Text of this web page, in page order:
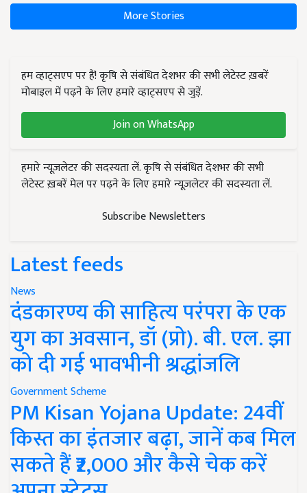
More Stories
हम व्हाट्सएप पर हैं! कृषि से संबंधित देशभर की सभी लेटेस्ट ख़बरें
मोबाइल में पढ़ने के लिए हमारे व्हाट्सएप से जुड़ें.
Join on WhatsApp
हमारे न्यूज़लेटर की सदस्यता लें. कृषि से संबंधित देशभर की सभी
लेटेस्ट ख़बरें मेल पर पढ़ने के लिए हमारे न्यूज़लेटर की सदस्यता लें.
Subscribe Newsletters
Latest feeds
News
दंडकारण्य की साहित्य परंपरा के एक
युग का अवसान, डॉ (प्रो). बी. एल. झा
को दी गई भावभीनी श्रद्धांजलि
Government Scheme
PM Kisan Yojana Update: 24वीं
किस्त का इंतजार बढ़ा, जानें कब मिल
सकते हैं ₹2,000 और कैसे चेक करें